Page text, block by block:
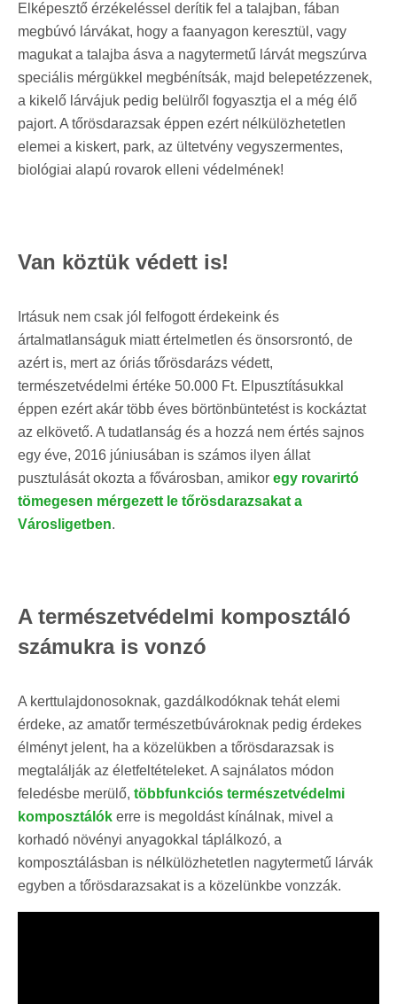
Elképesztő érzékeléssel derítik fel a talajban, fában
megbúvó lárvákat, hogy a faanyagon keresztül, vagy
magukat a talajba ásva a nagytermetű lárvát megszúrva
speciális mérgükkel megbénítsák, majd belepetézzenek,
a kikelő lárvájuk pedig belülről fogyasztja el a még élő
pajort. A tőrösdarazsak éppen ezért nélkülözhetetlen
elemei a kiskert, park, az ültetvény vegyszermentes,
biológiai alapú rovarok elleni védelmének!
Van köztük védett is!
Irtásuk nem csak jól felfogott érdekeink és
ártalmatlanságuk miatt értelmetlen és önsorsrontó, de
azért is, mert az óriás tőrösdarázs védett,
természetvédelmi értéke 50.000 Ft. Elpusztításukkal
éppen ezért akár több éves börtönbüntetést is kockáztat
az elkövető. A tudatlanság és a hozzá nem értés sajnos
egy éve, 2016 júniusában is számos ilyen állat
pusztulását okozta a fővárosban, amikor egy rovarirtó
tömegesen mérgezett le tőrösdarazsakat a
Városligetben.
A természetvédelmi komposztáló
számukra is vonzó
A kerttulajdonosoknak, gazdálkodóknak tehát elemi
érdeke, az amatőr természetbúvároknak pedig érdekes
élményt jelent, ha a közelükben a tőrösdarazsak is
megtalálják az életfeltételeket. A sajnálatos módon
feledésbe merülő, többfunkciós természetvédelmi
komposztálók erre is megoldást kínálnak, mivel a
korhadó növényi anyagokkal táplálkozó, a
komposztálásban is nélkülözhetetlen nagytermetű lárvák
egyben a tőrösdarazsakat is a közelünkbe vonzzák.